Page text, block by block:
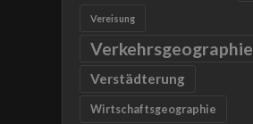
Vereisung
Verkehrsgeographie
Verstädterung
Wirtschaftsgeographie